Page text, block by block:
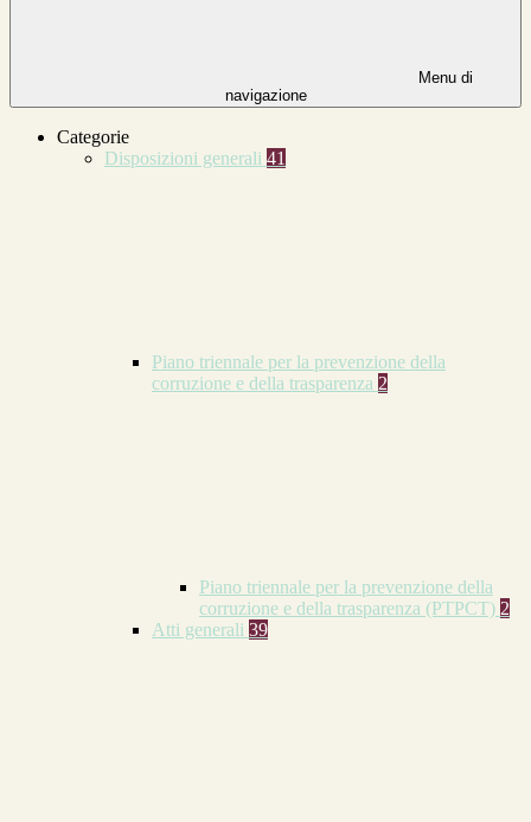
Menu di
navigazione
Categorie
Disposizioni generali 41
Piano triennale per la prevenzione della
corruzione e della trasparenza 2
Piano triennale per la prevenzione della
corruzione e della trasparenza (PTPCT) 2
Atti generali 39